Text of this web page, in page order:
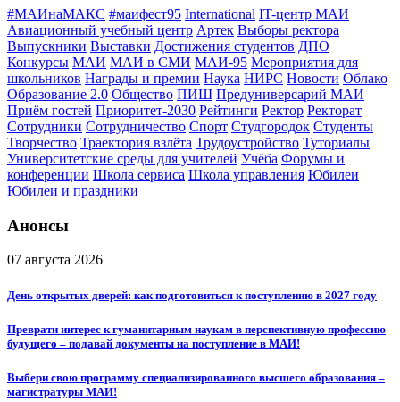
#МАИнаМАКС #маифест95 International IT-центр МАИ
Авиационный учебный центр Артек Выборы ректора
Выпускники Выставки Достижения студентов ДПО
Конкурсы МАИ МАИ в СМИ МАИ-95 Мероприятия для
школьников Награды и премии Наука НИРС Новости Облако
Образование 2.0 Общество ПИШ Предуниверсарий МАИ
Приём гостей Приоритет-2030 Рейтинги Ректор Ректорат
Сотрудники Сотрудничество Спорт Студгородок Студенты
Творчество Траектория взлёта Трудоустройство Туториалы
Университетские среды для учителей Учёба Форумы и
конференции Школа сервиса Школа управления Юбилеи
Юбилеи и праздники
Анонсы
07 августа 2026
День открытых дверей: как подготовиться к поступлению в 2027 году
Преврати интерес к гуманитарным наукам в перспективную профессию
будущего – подавай документы на поступление в МАИ!
Выбери свою программу специализированного высшего образования –
магистратуры МАИ!